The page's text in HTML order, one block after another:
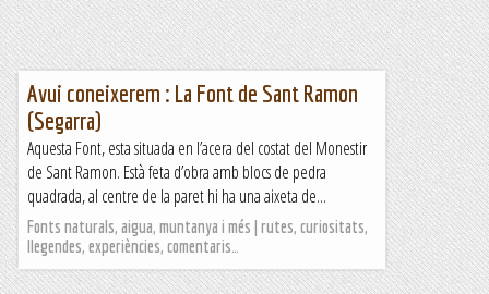
Avui coneixerem : La Font de Sant Ramon
(Segarra)
Aquesta Font, esta situada en l’acera del costat del Monestir
de Sant Ramon. Està feta d’obra amb blocs de pedra
quadrada, al centre de la paret hi ha una aixeta de...
Fonts naturals, aigua, muntanya i més | rutes, curiositats,
llegendes, experiències, comentaris…